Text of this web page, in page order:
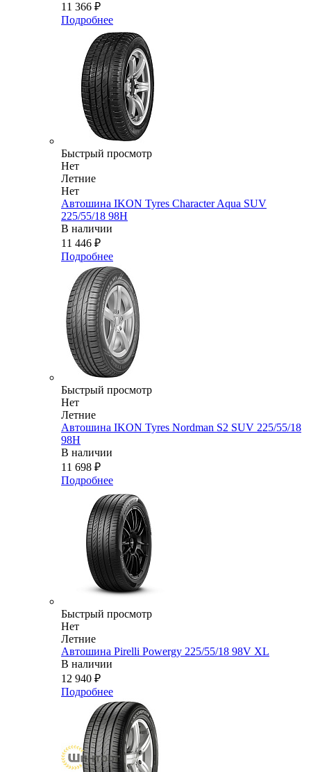
11 366 ₽
Подробнее
Быстрый просмотр
Нет
Летние
Нет
Автошина IKON Tyres Character Aqua SUV
225/55/18 98H
В наличии
11 446 ₽
Подробнее
Быстрый просмотр
Нет
Летние
Автошина IKON Tyres Nordman S2 SUV 225/55/18
98H
В наличии
11 698 ₽
Подробнее
Быстрый просмотр
Нет
Летние
Автошина Pirelli Powergy 225/55/18 98V XL
В наличии
12 940 ₽
Подробнее